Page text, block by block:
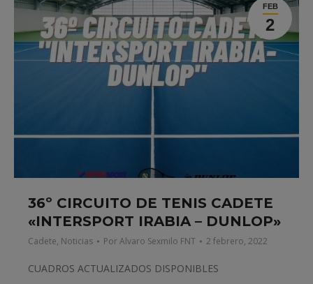
FEB
2
36º CIRCUITO DE TENIS CADETE
«INTERSPORT IRABIA – DUNLOP»
Cadete, Noticias PorAlvaro Sexmilo FNT 2 febrero, 2022
CUADROS ACTUALIZADOS DISPONIBLES